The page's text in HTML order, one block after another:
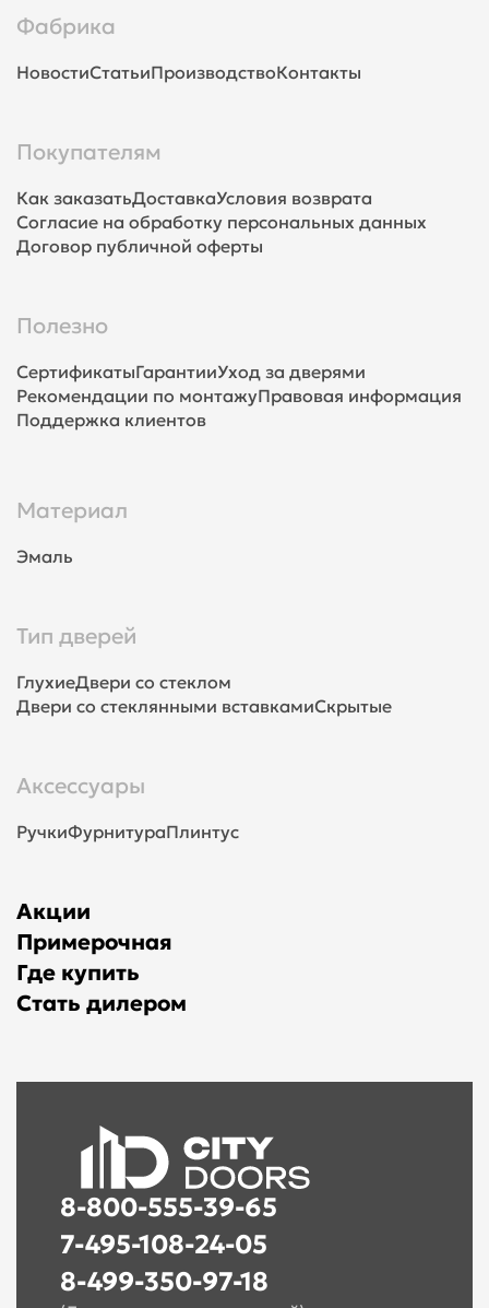
Фабрика
НовостиСтатьиПроизводствоКонтакты
Покупателям
Как заказатьДоставкаУсловия возврата
Согласие на обработку персональных данных
Договор публичной оферты
Полезно
СертификатыГарантииУход за дверями
Рекомендации по монтажуПравовая информация
Поддержка клиентов
Материал
Эмаль
Тип дверей
ГлухиеДвери со стеклом
Двери со стеклянными вставкамиСкрытые
Аксессуары
РучкиФурнитураПлинтус
Акции
Примерочная
Где купить
Стать дилером
8-800-555-39-65
7-495-108-24-05
8-499-350-97-18